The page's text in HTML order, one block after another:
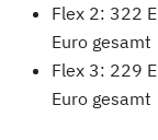
Flex 2: 322
Euro gesamt
Flex 3: 229
Euro gesamt